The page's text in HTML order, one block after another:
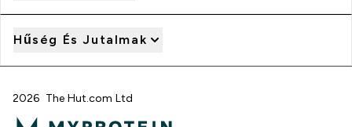
Hűség És Jutalmak
2026 The Hut.com Ltd